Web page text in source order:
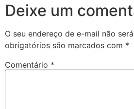
Deixe um
O seu endereço de e-mail não
obrigatórios são marcados com *
Comentário *